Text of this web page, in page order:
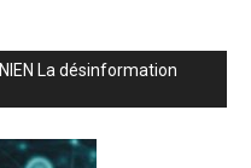
La désinformation